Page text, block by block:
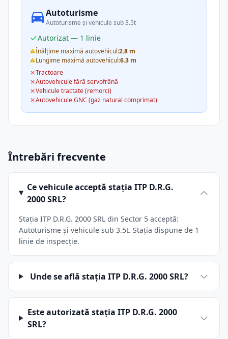
Autoturisme
Autoturisme și vehicule sub 3.5t
Autorizat — 1 linie
Înălțime maximă autovehicul:2.8 m
Lungime maximă autovehicul:6.3 m
Tractoare
Autovehicule fără servofrână
Vehicule tractate (remorci)
Autovehicule GNC (gaz natural comprimat)
Întrebări frecvente
Ce vehicule acceptă stația ITP D.R.G.
2000 SRL?
Stația ITP D.R.G. 2000 SRL din Sector 5 acceptă:
Autoturisme și vehicule sub 3.5t. Stația dispune de 1
linie de inspecție.
Unde se află stația ITP D.R.G. 2000 SRL?
Este autorizată stația ITP D.R.G. 2000
SRL?